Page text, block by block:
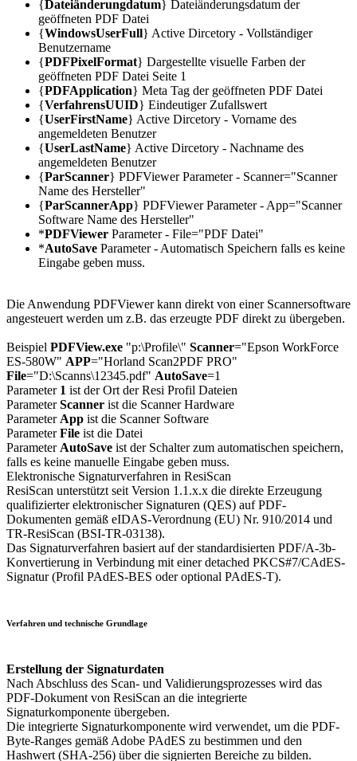
{Dateiänderungdatum} Dateiänderungsdatum der
geöffneten PDF Datei
{WindowsUserFull} Active Dircetory - Vollständiger
Benutzername
{PDFPixelFormat} Dargestellte visuelle Farben der
geöffneten PDF Datei Seite 1
{PDFApplication} Meta Tag der geöffneten PDF Datei
{VerfahrensUUID} Eindeutiger Zufallswert
{UserFirstName} Active Dircetory - Vorname des
angemeldeten Benutzer
{UserLastName} Active Dircetory - Nachname des
angemeldeten Benutzer
{ParScanner} PDFViewer Parameter - Scanner="Scanner
Name des Hersteller"
{ParScannerApp} PDFViewer Parameter - App="Scanner
Software Name des Hersteller"
*PDFViewer Parameter - File="PDF Datei"
*AutoSave Parameter - Automatisch Speichern falls es keine
Eingabe geben muss.
Die Anwendung PDFViewer kann direkt von einer Scannersoftware
angesteuert werden um z.B. das erzeugte PDF direkt zu übergeben.
Beispiel PDFView.exe "p:\Profile\" Scanner="Epson WorkForce
ES-580W" APP="Horland Scan2PDF PRO"
File="D:\Scanns\12345.pdf" AutoSave=1
Parameter 1 ist der Ort der Resi Profil Dateien
ParameterScanner ist die Scanner Hardware
Parameter App ist die Scanner Software
ParameterFile ist die Datei
Parameter AutoSave ist der Schalter zum automatischen speichern,
falls es keine manuelle Eingabe geben muss.
Elektronische Signaturverfahren in ResiScan
ResiScan unterstützt seit Version 1.1.x.x die direkte Erzeugung
qualifizierter elektronischer Signaturen (QES) auf PDF-
Dokumenten gemäß eIDAS-Verordnung (EU) Nr. 910/2014 und
TR-ResiScan (BSI-TR-03138).
Das Signaturverfahren basiert auf der standardisierten PDF/A-3b-
Konvertierung in Verbindung mit einer detached PKCS#7/CAdES-
Signatur (Profil PAdES-BES oder optional PAdES-T).
Verfahren und technische Grundlage
Erstellung der Signaturdaten
Nach Abschluss des Scan- und Validierungsprozesses wird das
PDF-Dokument von ResiScan an die integrierte
Signaturkomponente übergeben.
Die integrierte Signaturkomponente wird verwendet, um die PDF-
Byte-Ranges gemäß Adobe PAdES zu bestimmen und den
Hashwert (SHA-256) über die signierten Bereiche zu bilden.